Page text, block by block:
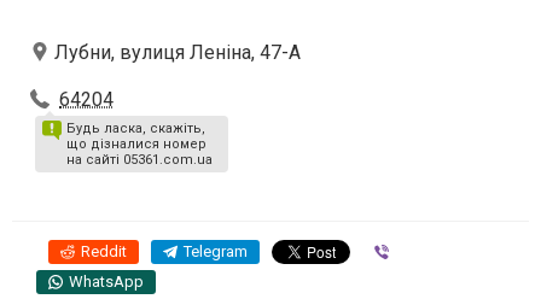
Лубни, вулиця Леніна, 47-А
64204
Будь ласка, скажіть,
що дізналися номер
на сайті 05361.com.ua
Reddit Telegram
WhatsApp